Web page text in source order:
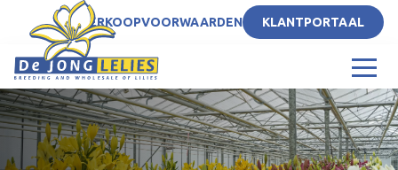
NLVERKOOPVOORWAARDEN KLANTPORTAAL